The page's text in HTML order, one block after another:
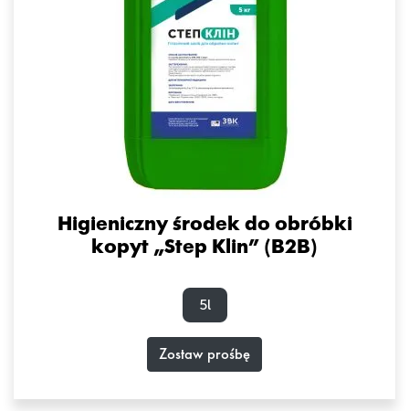
Higieniczny środek do obróbki
kopyt „Step Klin” (B2B)
5l
Zostaw prośbę